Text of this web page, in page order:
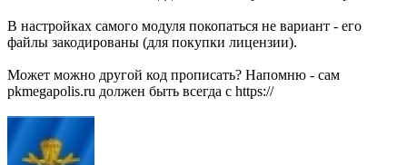
В настройках самого модуля покопаться не вариант - его
файлы закодированы (для покупки лицензии).
Может можно другой код прописать? Напомню - сам
pkmegapolis.ru должен быть всегда с https://